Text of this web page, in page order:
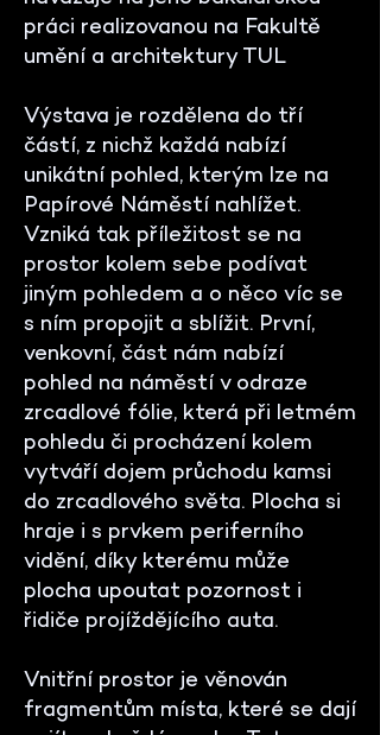
práci realizovanou na Fakultě
umění a architektury TUL
Výstava je rozdělena do tří
částí, z nichž každá nabízí
unikátní pohled, kterým lze na
Papírové Náměstí nahlížet.
Vzniká tak příležitost se na
prostor kolem sebe podívat
jiným pohledem a o něco víc se
s ním propojit a sblížit. První,
venkovní, část nám nabízí
pohled na náměstí v odraze
zrcadlové fólie, která při letmém
pohledu či procházení kolem
vytváří dojem průchodu kamsi
do zrcadlového světa. Plocha si
hraje i s prvkem periferního
vidění, díky kterému může
plocha upoutat pozornost i
řidiče projíždějícího auta.
Vnitřní prostor je věnován
fragmentům místa, které se dají